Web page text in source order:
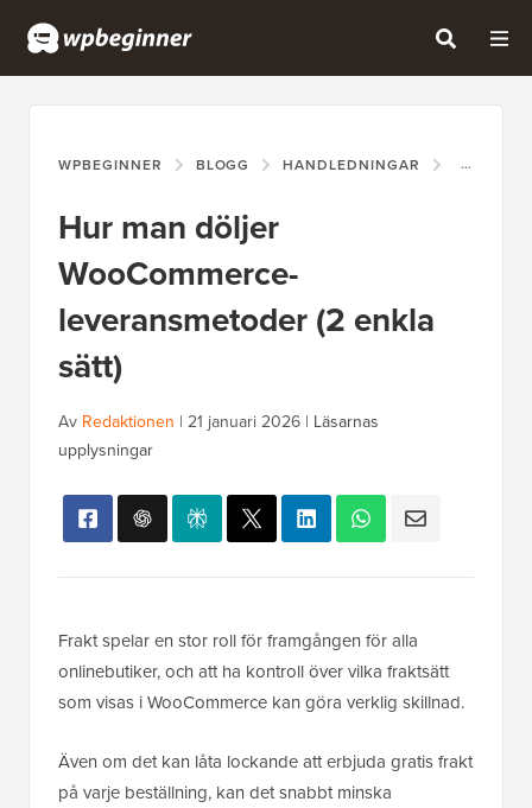
WPBEGINNER BLOGG HANDLEDNINGAR HUR
Hur man döljer
WooCommerce-
leveransmetoder (2 enkla
sätt)
Av Redaktionen | 21 januari 2026 | Läsarnas
upplysningar
Frakt spelar en stor roll för framgången för alla
onlinebutiker, och att ha kontroll över vilka fraktsätt
som visas i WooCommerce kan göra verklig skillnad.
Även om det kan låta lockande att erbjuda gratis frakt
på varje beställning, kan det snabbt minska